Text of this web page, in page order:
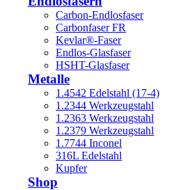
Carbon-Endlosfaser
Carbonfaser FR
Kevlar®-Faser
Endlos-Glasfaser
HSHT-Glasfaser
Metalle
1.4542 Edelstahl (17-4)
1.2344 Werkzeugstahl
1.2363 Werkzeugstahl
1.2379 Werkzeugstahl
1.7744 Inconel
316L Edelstahl
Kupfer
Shop